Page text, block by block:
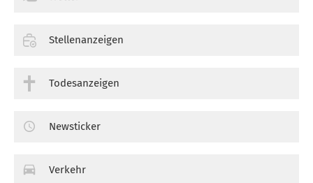
Stellenanzeigen
Todesanzeigen
Newsticker
Verkehr